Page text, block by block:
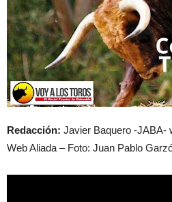
Redacción: Javier Baquero -JABA-
Web Aliada – Foto: Juan Pablo